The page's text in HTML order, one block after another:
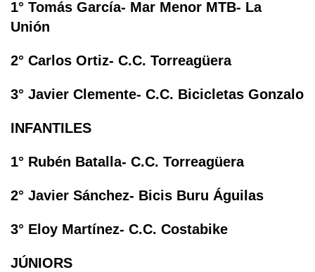
1° Tomás García- Mar Menor MTB- La
Unión
2° Carlos Ortiz- C.C. Torreagüera
3° Javier Clemente- C.C. Bicicletas Gonzalo
INFANTILES
1° Rubén Batalla- C.C. Torreagüera
2° Javier Sánchez- Bicis Buru Águilas
3° Eloy Martínez- C.C. Costabike
JÚNIORS